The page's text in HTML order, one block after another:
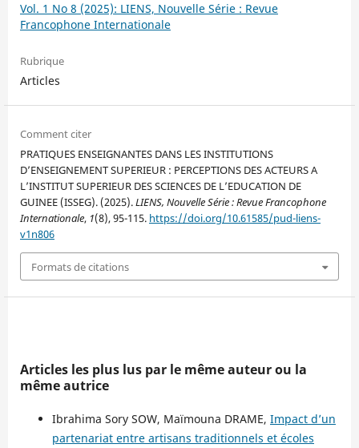
Vol. 1 No 8 (2025): LIENS, Nouvelle Série : Revue
Francophone Internationale
Rubrique
Articles
Comment citer
PRATIQUES ENSEIGNANTES DANS LES INSTITUTIONS
D’ENSEIGNEMENT SUPERIEUR : PERCEPTIONS DES ACTEURS A
L’INSTITUT SUPERIEUR DES SCIENCES DE L’EDUCATION DE
GUINEE (ISSEG). (2025).LIENS, Nouvelle Série : Revue Francophone
Internationale, 1(8), 95-115. https://doi.org/10.61585/pud-liens-
v1n806
Formats de citations
Articles les plus lus par le même auteur ou la
même autrice
Ibrahima Sory SOW, Maïmouna DRAME, Impact d’un
partenariat entre artisans traditionnels et écoles